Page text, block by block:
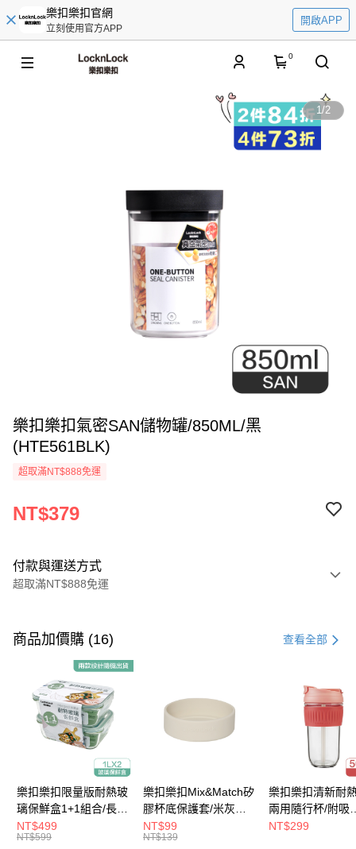
樂扣樂扣官網
立刻使用官方APP
開啟APP
0
1/2
樂扣樂扣氣密SAN儲物罐/850ML/黑
(HTE561BLK)
超取滿NT$888免運
NT$379
付款與運送方式
超取滿NT$888免運
信用卡一次付款
Apple Pay
街口支付
大哥付你分期
相關說明
【大哥付你分期使用說明】
1.本服務由台灣大哥大提供，台灣大哥大用戶可立即使用無須另外申請。
ATM付款
商品加價購 (16) 查看全部
樂扣樂扣限量版耐熱玻
璃保鮮盒1+1組合/長方
形/1L(LLG445KKSP2-
01)
NT$499
NT$599
樂扣樂扣Mix&Match矽
膠杯底保護套/米灰
(BOTTOM-
LHC4343BEG)
NT$99
NT$139
樂扣樂扣清新耐
兩用隨行杯/附吸
管/500ml/粉
NT$299